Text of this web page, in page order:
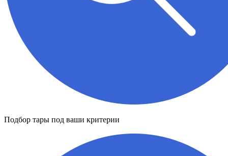
Подбор тары под ваши критерии